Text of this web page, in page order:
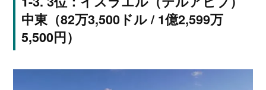
中東（82万3,500ドル / 1億2,599万
5,500円）